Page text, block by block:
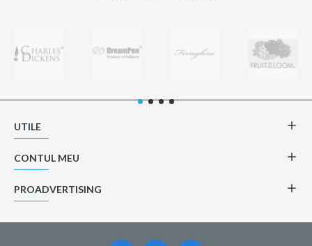
UTILE
CONTUL MEU
PROADVERTISING